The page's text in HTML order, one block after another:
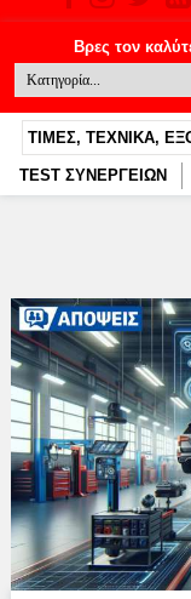
TEST ΣΥΝΕΡΓΕΙΩΝ